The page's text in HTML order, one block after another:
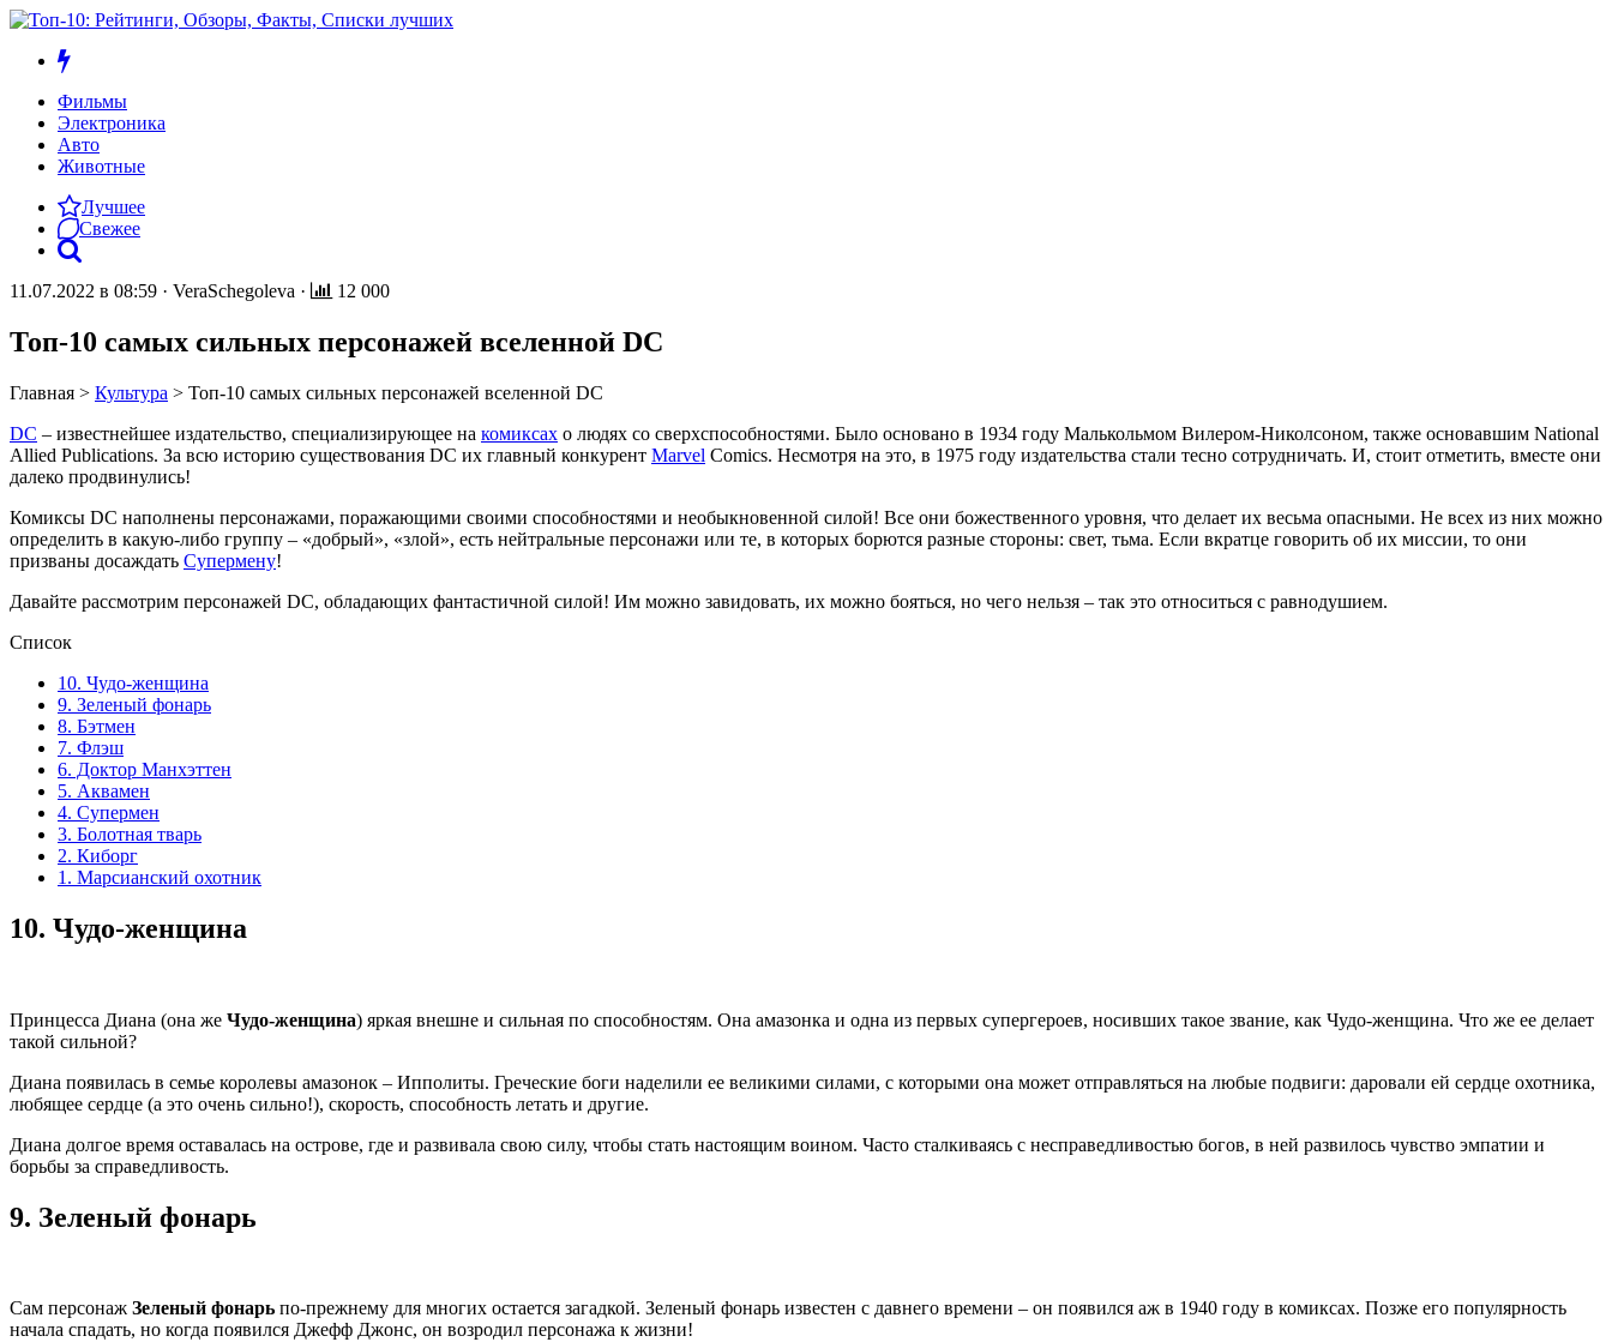
Фильмы
Электроника
Авто
Животные
Лучшее
Свежее
11.07.2022 в 08:59 · VeraSchegoleva · 12 000
Топ-10 самых сильных персонажей вселенной DC
Главная > Культура > Топ-10 самых сильных персонажей вселенной DC
DC – известнейшее издательство, специализирующее на комиксах о людях со сверхспособностями. Было основано в 1934 году Малькольмом Вилером-Николсоном, также основавшим National
Allied Publications. За всю историю существования DC их главный конкурент Marvel Comics. Несмотря на это, в 1975 году издательства стали тесно сотрудничать. И, стоит отметить, вместе они
далеко продвинулись!
Комиксы DC наполнены персонажами, поражающими своими способностями и необыкновенной силой! Все они божественного уровня, что делает их весьма опасными. Не всех из них можно
определить в какую-либо группу – «добрый», «злой», есть нейтральные персонажи или те, в которых борются разные стороны: свет, тьма. Если вкратце говорить об их миссии, то они
призваны досаждать Супермену!
Давайте рассмотрим персонажей DC, обладающих фантастичной силой! Им можно завидовать, их можно бояться, но чего нельзя – так это относиться с равнодушием.
Список
10. Чудо-женщина
9. Зеленый фонарь
8. Бэтмен
7. Флэш
6. Доктор Манхэттен
5. Аквамен
4. Супермен
3. Болотная тварь
2. Киборг
1. Марсианский охотник
10. Чудо-женщина
Принцесса Диана (она же Чудо-женщина) яркая внешне и сильная по способностям. Она амазонка и одна из первых супергероев, носивших такое звание, как Чудо-женщина. Что же ее делает
такой сильной?
Диана появилась в семье королевы амазонок – Ипполиты. Греческие боги наделили ее великими силами, с которыми она может отправляться на любые подвиги: даровали ей сердце охотника,
любящее сердце (а это очень сильно!), скорость, способность летать и другие.
Диана долгое время оставалась на острове, где и развивала свою силу, чтобы стать настоящим воином. Часто сталкиваясь с несправедливостью богов, в ней развилось чувство эмпатии и
борьбы за справедливость.
9. Зеленый фонарь
Сам персонаж Зеленый фонарь по-прежнему для многих остается загадкой. Зеленый фонарь известен с давнего времени – он появился аж в 1940 году в комиксах. Позже его популярность
начала спадать, но когда появился Джефф Джонс, он возродил персонажа к жизни!